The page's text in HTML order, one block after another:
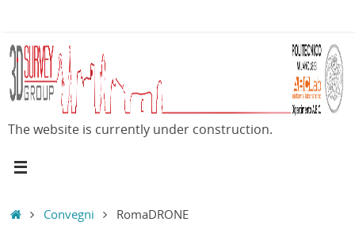
content
The website is currently under construction.
HomeConvegni RomaDRONE